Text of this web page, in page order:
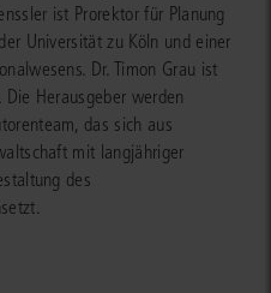
ist Prorektor für Planung
Universität zu Köln und einer
Dr. Timon Grau ist
Herausgeber werden
das sich aus
mit langjähriger
des